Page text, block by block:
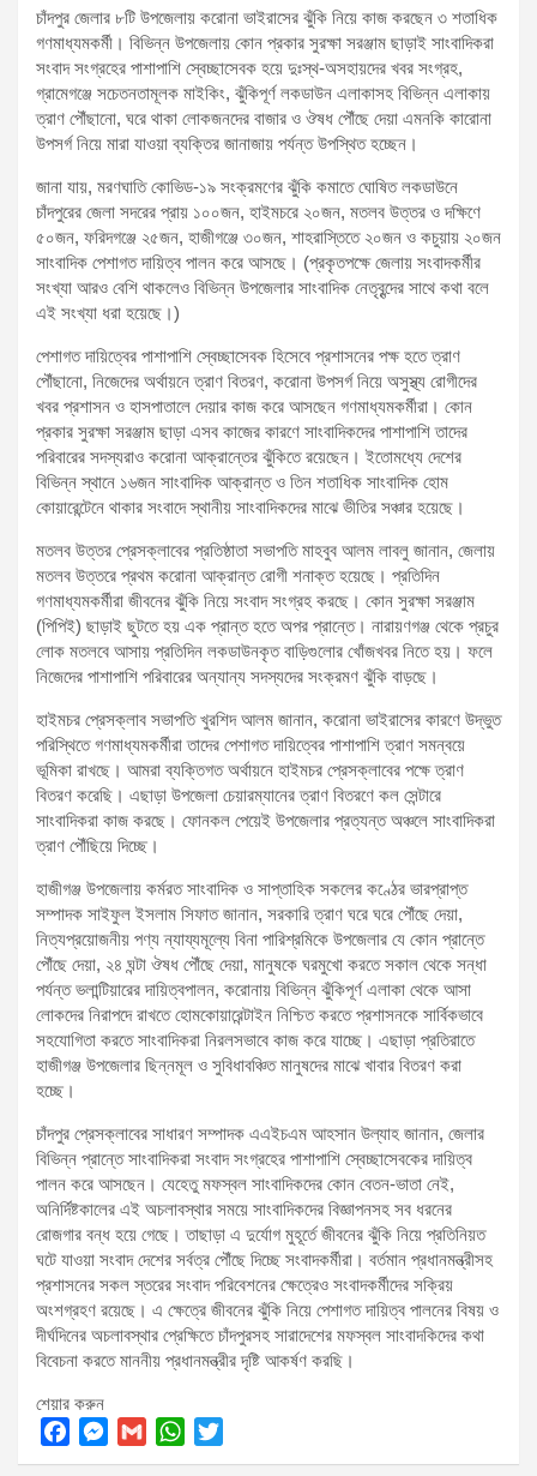
চাঁদপুর জেলার ৮টি উপজেলায় করোনা ভাইরাসের ঝুঁকি নিয়ে কাজ করছেন ৩ শতাধিক
গণমাধ্যমকর্মী। বিভিন্ন উপজেলায় কোন প্রকার সুরক্ষা সরঞ্জাম ছাড়াই সাংবাদিকরা
সংবাদ সংগ্রহের পাশাপাশি স্বেচ্ছাসেবক হয়ে দুঃস্থ-অসহায়দের খবর সংগ্রহ,
গ্রামেগঞ্জে সচেতনতামূলক মাইকিং, ঝুঁকিপূর্ণ লকডাউন এলাকাসহ বিভিন্ন এলাকায়
ত্রাণ পৌঁছানো, ঘরে থাকা লোকজনদের বাজার ও ঔষধ পৌঁছে দেয়া এমনকি কারোনা
উপসর্গ নিয়ে মারা যাওয়া ব্যক্তির জানাজায় পর্যন্ত উপস্থিত হচ্ছেন।
জানা যায়, মরণঘাতি কোভিড-১৯ সংক্রমণের ঝুঁকি কমাতে ঘোষিত লকডাউনে
চাঁদপুরের জেলা সদরের প্রায় ১০০জন, হাইমচরে ২০জন, মতলব উত্তর ও দক্ষিণে
৫০জন, ফরিদগঞ্জে ২৫জন, হাজীগঞ্জে ৩০জন, শাহরাস্তিতে ২০জন ও কচুয়ায় ২০জন
সাংবাদিক পেশাগত দায়িত্ব পালন করে আসছে। (প্রকৃতপক্ষে জেলায় সংবাদকর্মীর
সংখ্যা আরও বেশি থাকলেও বিভিন্ন উপজেলার সাংবাদিক নেতৃবৃন্দের সাথে কথা বলে
এই সংখ্যা ধরা হয়েছে।)
পেশাগত দায়িত্বের পাশাপাশি স্বেচ্ছাসেবক হিসেবে প্রশাসনের পক্ষ হতে ত্রাণ
পৌঁছানো, নিজেদের অর্থায়নে ত্রাণ বিতরণ, করোনা উপসর্গ নিয়ে অসুস্থ্য রোগীদের
খবর প্রশাসন ও হাসপাতালে দেয়ার কাজ করে আসছেন গণমাধ্যমকর্মীরা। কোন
প্রকার সুরক্ষা সরঞ্জাম ছাড়া এসব কাজের কারণে সাংবাদিকদের পাশাপাশি তাদের
পরিবারের সদস্যরাও করোনা আক্রান্তের ঝুঁকিতে রয়েছেন। ইতোমধ্যে দেশের
বিভিন্ন স্থানে ১৬জন সাংবাদিক আক্রান্ত ও তিন শতাধিক সাংবাদিক হোম
কোয়ারেন্টেনে থাকার সংবাদে স্থানীয় সাংবাদিকদের মাঝে ভীতির সঞ্চার হয়েছে।
মতলব উত্তর প্রেসক্লাবের প্রতিষ্ঠাতা সভাপতি মাহবুব আলম লাবলু জানান, জেলায়
মতলব উত্তরে প্রথম করোনা আক্রান্ত রোগী শনাক্ত হয়েছে। প্রতিদিন
গণমাধ্যমকর্মীরা জীবনের ঝুঁকি নিয়ে সংবাদ সংগ্রহ করছে। কোন সুরক্ষা সরঞ্জাম
(পিপিই) ছাড়াই ছুটতে হয় এক প্রান্ত হতে অপর প্রান্তে। নারায়ণগঞ্জ থেকে প্রচুর
লোক মতলবে আসায় প্রতিদিন লকডাউনকৃত বাড়িগুলোর খোঁজখবর নিতে হয়। ফলে
নিজেদের পাশাপাশি পরিবারের অন্যান্য সদস্যদের সংক্রমণ ঝুঁকি বাড়ছে।
হাইমচর প্রেসক্লাব সভাপতি খুরশিদ আলম জানান, করোনা ভাইরাসের কারণে উদ্ভুত
পরিস্থিতে গণমাধ্যমকর্মীরা তাদের পেশাগত দায়িত্বের পাশাপাশি ত্রাণ সমন্বয়ে
ভূমিকা রাখছে। আমরা ব্যক্তিগত অর্থায়নে হাইমচর প্রেসক্লাবের পক্ষে ত্রাণ
বিতরণ করেছি। এছাড়া উপজেলা চেয়ারম্যানের ত্রাণ বিতরণে কল সেন্টারে
সাংবাদিকরা কাজ করছে। ফোনকল পেয়েই উপজেলার প্রত্যন্ত অঞ্চলে সাংবাদিকরা
ত্রাণ পৌঁছিয়ে দিচ্ছে।
হাজীগঞ্জ উপজেলায় কর্মরত সাংবাদিক ও সাপ্তাহিক সকলের কণ্ঠের ভারপ্রাপ্ত
সম্পাদক সাইফুল ইসলাম সিফাত জানান, সরকারি ত্রাণ ঘরে ঘরে পৌঁছে দেয়া,
নিত্যপ্রয়োজনীয় পণ্য ন্যায্যমূল্যে বিনা পারিশ্রমিকে উপজেলার যে কোন প্রান্তে
পৌঁছে দেয়া, ২৪ ঘন্টা ঔষধ পৌঁছে দেয়া, মানুষকে ঘরমুখো করতে সকাল থেকে সন্ধা
পর্যন্ত ভলান্টিয়ারের দায়িত্বপালন, করোনায় বিভিন্ন ঝুঁকিপূর্ণ এলাকা থেকে আসা
লোকদের নিরাপদে রাখতে হোমকোয়ারেন্টাইন নিশ্চিত করতে প্রশাসনকে সার্বিকভাবে
সহযোগিতা করতে সাংবাদিকরা নিরলসভাবে কাজ করে যাচ্ছে। এছাড়া প্রতিরাতে
হাজীগঞ্জ উপজেলার ছিন্নমূল ও সুবিধাবঞ্চিত মানুষদের মাঝে খাবার বিতরণ করা
হচ্ছে।
চাঁদপুর প্রেসক্লাবের সাধারণ সম্পাদক এএইচএম আহসান উল্যাহ জানান, জেলার
বিভিন্ন প্রান্তে সাংবাদিকরা সংবাদ সংগ্রহের পাশাপাশি স্বেচ্ছাসেবকের দায়িত্ব
পালন করে আসছেন। যেহেতু মফস্বল সাংবাদিকদের কোন বেতন-ভাতা নেই,
অনির্দিষ্টকালের এই অচলাবস্থার সময়ে সাংবাদিকদের বিজ্ঞাপনসহ সব ধরনের
রোজগার বন্ধ হয়ে গেছে। তাছাড়া এ দুর্যোগ মুহূর্তে জীবনের ঝুঁকি নিয়ে প্রতিনিয়ত
ঘটে যাওয়া সংবাদ দেশের সর্বত্র পৌঁছে দিচ্ছে সংবাদকর্মীরা। বর্তমান প্রধানমন্ত্রীসহ
প্রশাসনের সকল স্তরের সংবাদ পরিবেশনের ক্ষেত্রেও সংবাদকর্মীদের সক্রিয়
অংশগ্রহণ রয়েছে। এ ক্ষেত্রে জীবনের ঝুঁকি নিয়ে পেশাগত দায়িত্ব পালনের বিষয় ও
দীর্ঘদিনের অচলাবস্থার প্রেক্ষিতে চাঁদপুরসহ সারাদেশের মফস্বল সাংবাদকিদের কথা
বিবেচনা করতে মাননীয় প্রধানমন্ত্রীর দৃষ্টি আকর্ষণ করছি।
শেয়ার করুন
F
M
G
W
T